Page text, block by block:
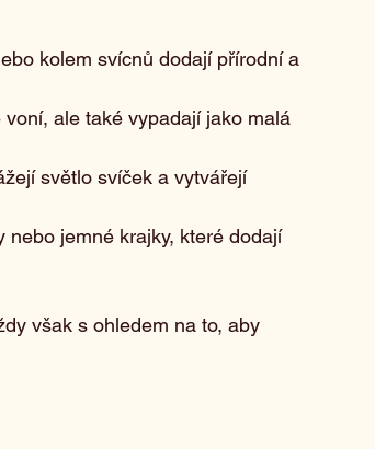
kolem svícnů dodají přírodní a
ale také vypadají jako malá
světlo svíček a vytvářejí
jemné krajky, které dodají
však s ohledem na to, aby